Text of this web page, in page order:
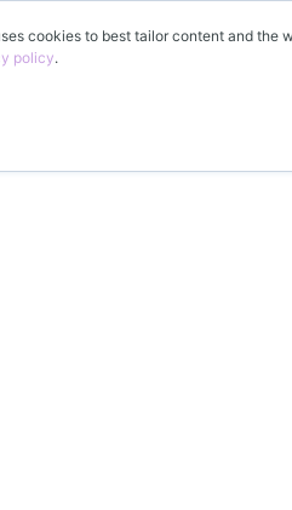
cookies to best tailor content and the
policy.